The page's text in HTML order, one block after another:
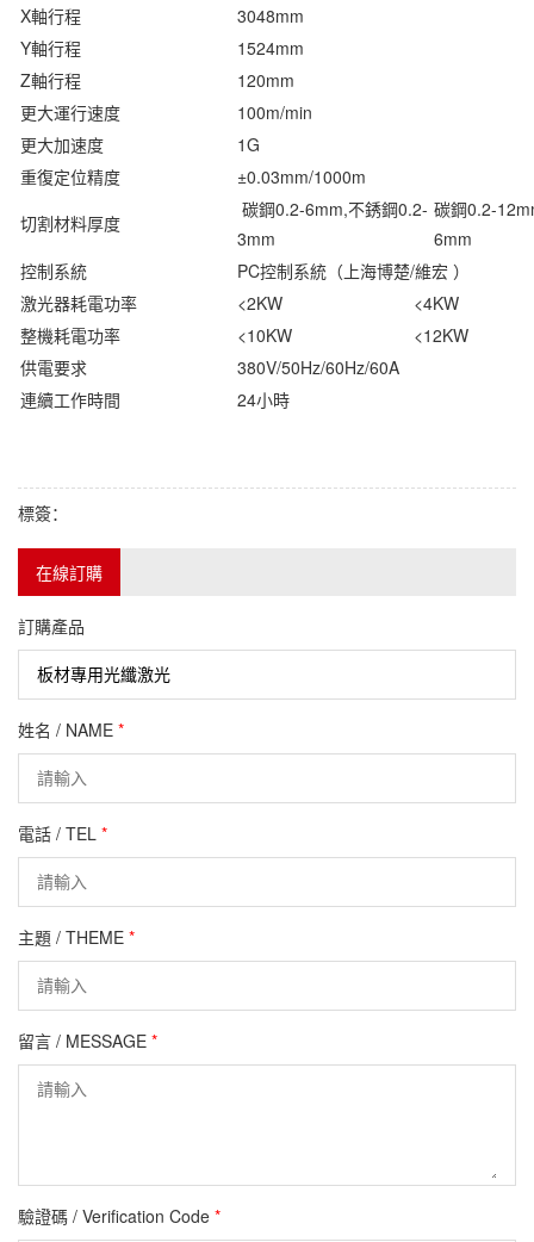
X軸行程
3048mm
Y軸行程
1524mm
Z軸行程
120mm
更大運行速度
100m/min
更大加速度
1G
重復定位精度
±0.03mm/1000m
切割材料厚度
碳鋼0.2-6mm,不銹鋼0.2-
3mm
碳鋼0.2-
6mm
控制系統
PC控制系統（上海博楚/維宏 ）
激光器耗電功率
<2KW
<4KW
整機耗電功率
<10KW
<12KW
供電要求
380V/50Hz/60Hz/60A
連續工作時間
24小時
標簽：
在線訂購
訂購產品
姓名 / NAME *
電話 / TEL *
主題 / THEME *
留言 / MESSAGE *
驗證碼 / Verification Code *